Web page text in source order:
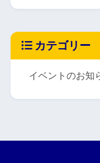
カテゴリー